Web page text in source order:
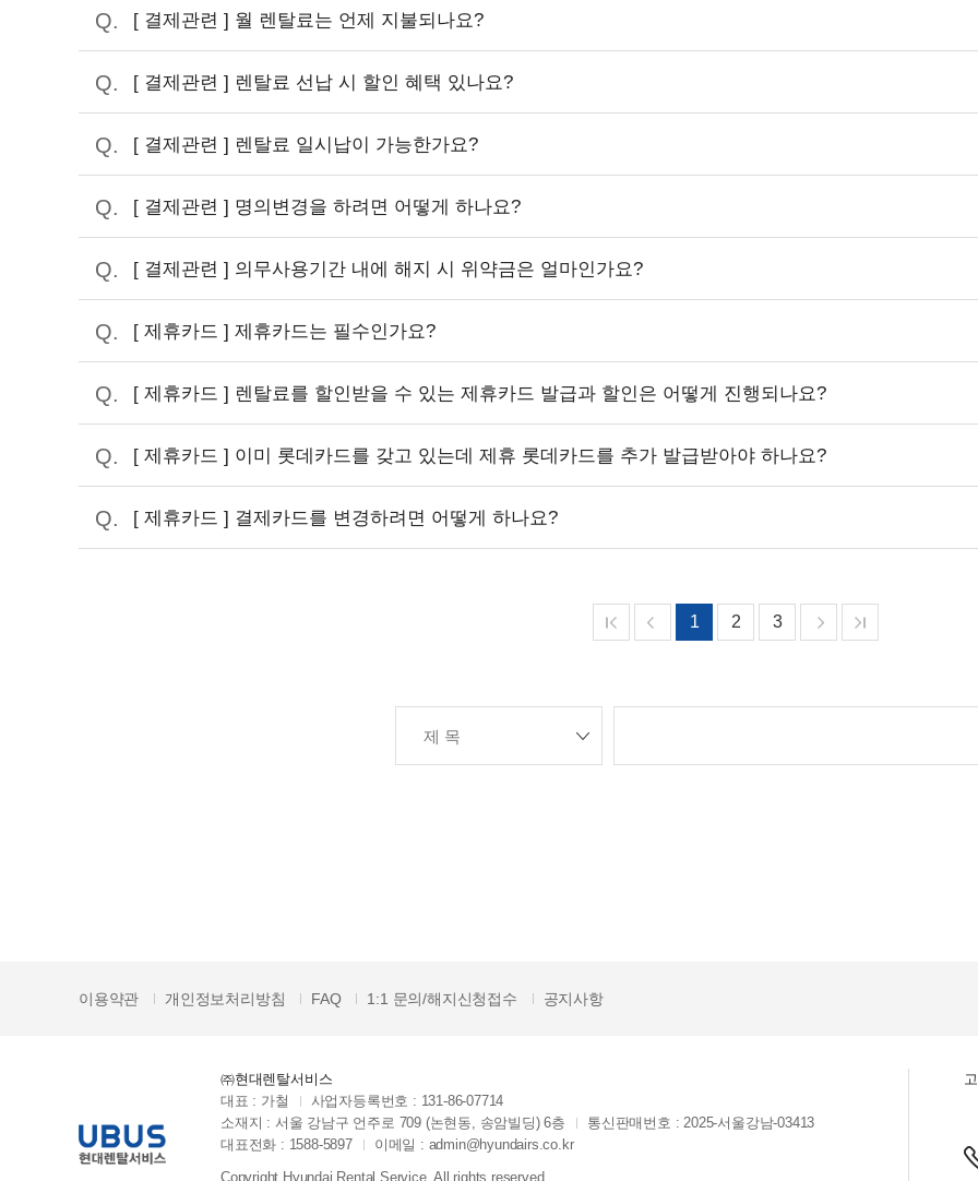
[ 결제관련 ] 월 렌탈료는 언제 지불되나요?
[ 결제관련 ] 렌탈료 선납 시 할인 혜택 있나요?
[ 결제관련 ] 렌탈료 일시납이 가능한가요?
[ 결제관련 ] 명의변경을 하려면 어떻게 하나요?
[ 결제관련 ] 의무사용기간 내에 해지 시 위약금은 얼마인가요?
[ 제휴카드 ] 제휴카드는 필수인가요?
[ 제휴카드 ] 렌탈료를 할인받을 수 있는 제휴카드 발급과 할인은 어떻게 진행되나요?
[ 제휴카드 ] 이미 롯데카드를 갖고 있는데 제휴 롯데카드를 추가 발급받아야 하나요?
[ 제휴카드 ] 결제카드를 변경하려면 어떻게 하나요?
1 2 3
이용약관 개인정보처리방침 FAQ 1:1 문의/해지신청접수 공지사항
㈜현대렌탈서비스
대표 : 가철
사업자등록번호 : 131-86-07714
소재지 : 서울 강남구 언주로 709 (논현동, 송암빌딩) 6층
통신판매번호 : 2025-서울강남-03413
대표전화 : 1588-5897
이메일 : admin@hyundairs.co.kr
Copyright Hyundai Rental Service. All rights reserved.